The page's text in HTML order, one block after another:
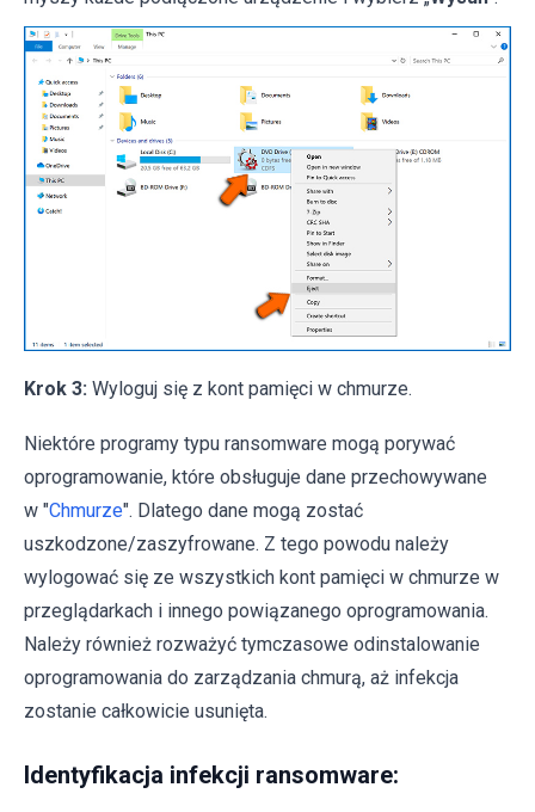
Krok 3: Wyloguj się z kont pamięci w chmurze.
Niektóre programy typu ransomware mogą porywać
oprogramowanie, które obsługuje dane przechowywane
w "Chmurze". Dlatego dane mogą zostać
uszkodzone/zaszyfrowane. Z tego powodu należy
wylogować się ze wszystkich kont pamięci w chmurze w
przeglądarkach i innego powiązanego oprogramowania.
Należy również rozważyć tymczasowe odinstalowanie
oprogramowania do zarządzania chmurą, aż infekcja
zostanie całkowicie usunięta.
Identyfikacja infekcji ransomware: